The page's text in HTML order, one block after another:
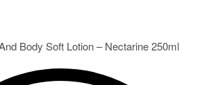
Body Soft Lotion – Nectarine 250ml